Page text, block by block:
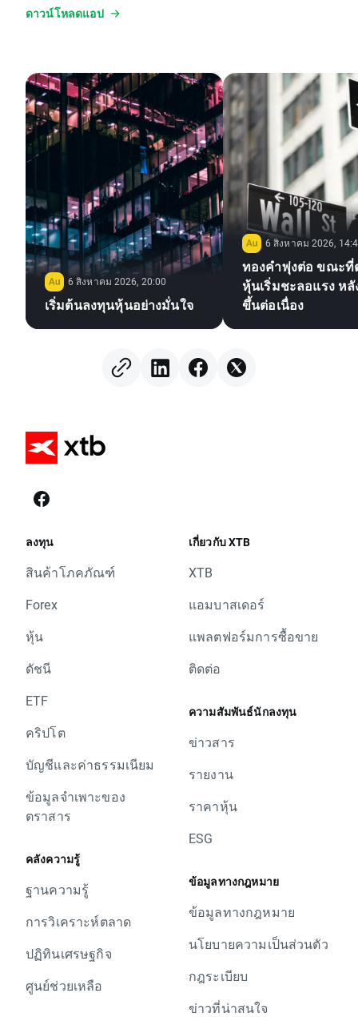
ดาวน์โหลดแอป
6 สิงหาคม 2026, 20:00
เริ่มต้นลงทุนหุ้นอย่างมั่นใจ
6 สิงหาคม 2026,
ทองคำพุ่งต่อ ขณะที่
หุ้นเริ่มชะลอแรง หลั
ขึ้นต่อเนื่อง
ลงทุน
สินค้าโภคภัณฑ์
Forex
หุ้น
ดัชนี
ETF
คริปโต
บัญชีและค่าธรรมเนียม
ข้อมูลจำเพาะของ
ตราสาร
คลังความรู้
ฐานความรู้
การวิเคราะห์ตลาด
ปฏิทินเศรษฐกิจ
ศูนย์ช่วยเหลือ
เกี่ยวกับ XTB
XTB
แอมบาสเดอร์
แพลตฟอร์มการซื้อขาย
ติดต่อ
ความสัมพันธ์นักลงทุน
ข่าวสาร
รายงาน
ราคาหุ้น
ESG
ข้อมูลทางกฎหมาย
ข้อมูลทางกฎหมาย
นโยบายความเป็นส่วนตัว
กฎระเบียบ
ข่าวที่น่าสนใจ